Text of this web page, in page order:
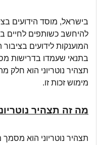
בישראל, מוסד הידועים
להיחשב כשותפים לחיים
המוענקות לידועים
בתנאי שעמדו בדרישות
תצהיר נוטריוני הוא חלק
מימוש זכות זו.
מה זה תצהיר
תצהיר נוטריוני הוא